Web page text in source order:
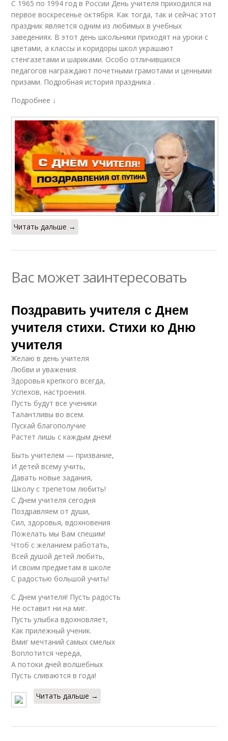
С 1965 по 1994 год в России День учителя приходился на
первое воскресенье октября. Как тогда, так и сейчас этот
праздник является одним из любимых в учебных
заведениях. В этот день школьники приходят на уроки с
цветами, а классы и коридоры школ украшают
стенгазетами и шариками. Особо отличившихся
педагогов награждают почетными грамотами и ценными
призами. Подробная история праздника .
Подробнее ↓
Читать дальше →
Вас может заинтересовать
Поздравить учителя с Днем
учителя стихи. Стихи ко Дню
учителя
Желаю в день учителя
Любви и уважения.
Здоровья крепкого всегда,
Успехов, настроения.
Пусть будут все ученики
Талантливы во всем.
Пускай благополучие
Растет лишь с каждым днем!
Быть учителем — призвание,
И детей всему учить,
Давать новые задания,
Школу с трепетом любить!
С Днем учителя сегодня
Поздравляем от души,
Сил, здоровья, вдохновения
Пожелать мы Вам спешим!
Чтоб с желанием работать,
Всей душой детей любить,
И своим предметам в школе
С радостью большой учить!
С Днем учителя! Пусть радость
Не оставит ни на миг.
Пусть улыбка вдохновляет,
Как прилежный ученик.
Вмиг мечтаний самых смелых
Воплотится череда,
А потоки дней волшебных
Пусть сливаются в года!
Читать дальше →